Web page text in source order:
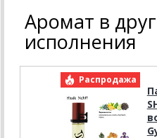
Аромат в
исполнения
Распродажа